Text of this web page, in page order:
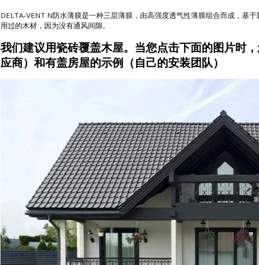
DELTA-VENT N防水薄膜是一种三层薄膜，由高强度透气性薄膜组合而成，基
用过的木材，因为没有通风间隙。
我们建议用瓷砖覆盖木屋。当您点击下面的图片时
应商）和有盖房屋的示例（自己的安装团队）